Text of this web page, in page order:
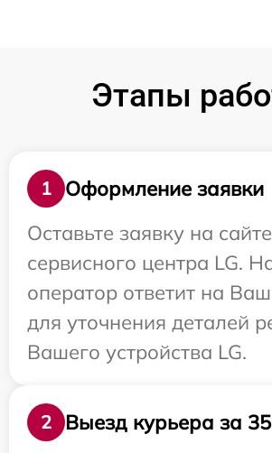
Этапы
1
Оформление заявки
Оставьте заявку на сайте
сервисного центра LG.
оператор ответит на
для уточнения деталей
Вашего устройства LG.
2
Выезд курьера за